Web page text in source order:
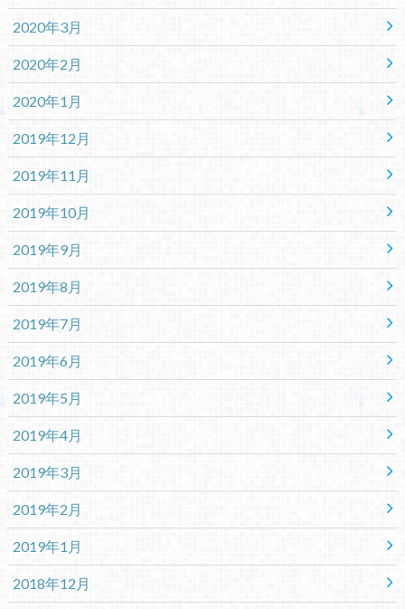
2020年3月
2020年2月
2020年1月
2019年12月
2019年11月
2019年10月
2019年9月
2019年8月
2019年7月
2019年6月
2019年5月
2019年4月
2019年3月
2019年2月
2019年1月
2018年12月